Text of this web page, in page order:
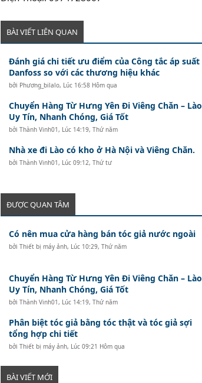
BÀI VIẾT LIÊN QUAN
Đánh giá chi tiết ưu điểm của Công tắc áp suất
Danfoss so với các thương hiệu khác
bởi Phương_bilalo, Lúc 16:58 Hôm qua
Chuyển Hàng Từ Hưng Yên Đi Viêng Chăn – Lào
Uy Tín, Nhanh Chóng, Giá Tốt
bởi Thành Vinh01, Lúc 14:19, Thứ năm
Nhà xe đi Lào có kho ở Hà Nội và Viêng Chăn.
bởi Thành Vinh01, Lúc 09:12, Thứ tư
ĐƯỢC QUAN TÂM
Có nên mua cửa hàng bán tóc giả nước ngoài
bởi Thiết bị máy ảnh, Lúc 10:29, Thứ năm
Chuyển Hàng Từ Hưng Yên Đi Viêng Chăn – Lào
Uy Tín, Nhanh Chóng, Giá Tốt
bởi Thành Vinh01, Lúc 14:19, Thứ năm
Phân biệt tóc giả bằng tóc thật và tóc giả sợi
tổng hợp chi tiết
bởi Thiết bị máy ảnh, Lúc 09:21 Hôm qua
BÀI VIẾT MỚI